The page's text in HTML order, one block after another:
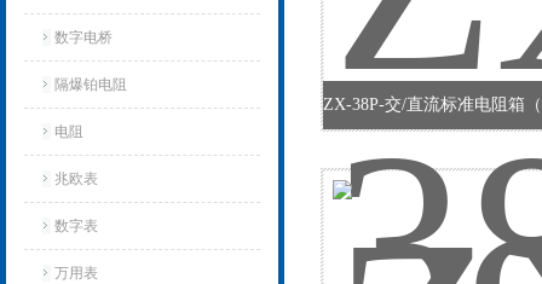
数字电桥
隔爆铂电阻
电阻
兆欧表
数字表
万用表